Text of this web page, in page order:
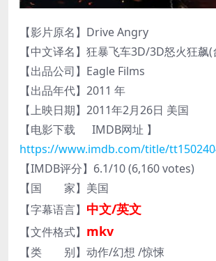
【影片原名】Drive Angry
【中文译名】狂暴飞车3D/3D怒火狂飙
【出品公司】Eagle Films
【出品年代】2011 年
【上映日期】2011年2月26日 美国
【电影下载 IMDB网址 】
https://www.imdb.com/title/
【IMDB评分】6.1/10 (6,160 votes)
【国 家】美国
【字幕语言】 中文/英文
【文件格式】 mkv
【类 别】动作/幻想 /惊悚